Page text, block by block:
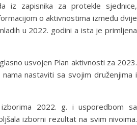
iz zapisnika za protekle sjednice,
o aktivnostima između dvije
u 2022. godini a ista je primljena
usvojen Plan aktivnosti za 2023.
nastaviti sa svojim druženjima i
2022. g. i usporedbom sa
izborni rezultat na svim nivoima.